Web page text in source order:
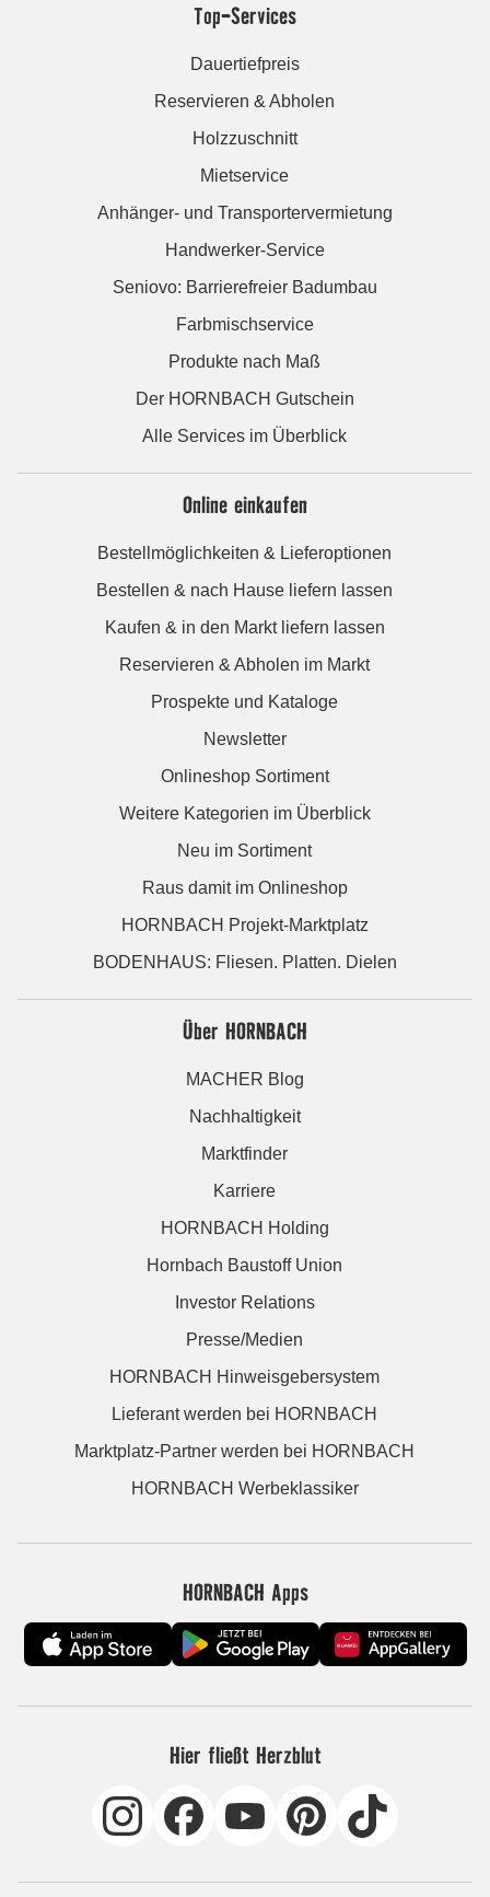
Top-Services
Dauertiefpreis
Reservieren & Abholen
Holzzuschnitt
Mietservice
Anhänger- und Transportervermietung
Handwerker-Service
Seniovo: Barrierefreier Badumbau
Farbmischservice
Produkte nach Maß
Der HORNBACH Gutschein
Alle Services im Überblick
Online einkaufen
Bestellmöglichkeiten & Lieferoptionen
Bestellen & nach Hause liefern lassen
Kaufen & in den Markt liefern lassen
Reservieren & Abholen im Markt
Prospekte und Kataloge
Newsletter
Onlineshop Sortiment
Weitere Kategorien im Überblick
Neu im Sortiment
Raus damit im Onlineshop
HORNBACH Projekt-Marktplatz
BODENHAUS: Fliesen. Platten. Dielen
Über HORNBACH
MACHER Blog
Nachhaltigkeit
Marktfinder
Karriere
HORNBACH Holding
Hornbach Baustoff Union
Investor Relations
Presse/Medien
HORNBACH Hinweisgebersystem
Lieferant werden bei HORNBACH
Marktplatz-Partner werden bei HORNBACH
HORNBACH Werbeklassiker
HORNBACH Apps
Hier fließt Herzblut